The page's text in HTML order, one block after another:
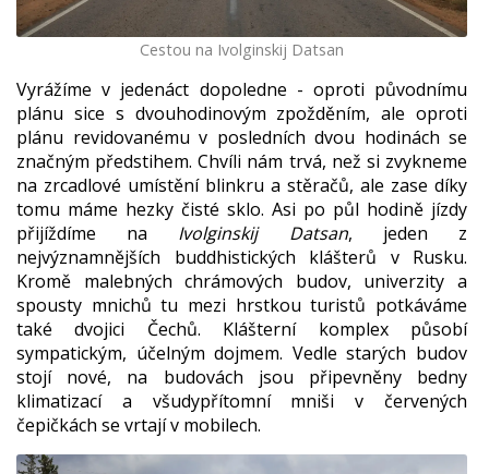
Cestou na Ivolginskij Datsan
Vyrážíme v jedenáct dopoledne - oproti původnímu
plánu sice s dvouhodinovým zpožděním, ale oproti
plánu revidovanému v posledních dvou hodinách se
značným předstihem. Chvíli nám trvá, než si zvykneme
na zrcadlové umístění blinkru a stěračů, ale zase díky
tomu máme hezky čisté sklo. Asi po půl hodině jízdy
přijíždíme na Ivolginskij Datsan, jeden z
nejvýznamnějších buddhistických klášterů v Rusku.
Kromě malebných chrámových budov, univerzity a
spousty mnichů tu mezi hrstkou turistů potkáváme
také dvojici Čechů. Klášterní komplex působí
sympatickým, účelným dojmem. Vedle starých budov
stojí nové, na budovách jsou připevněny bedny
klimatizací a všudypřítomní mniši v červených
čepičkách se vrtají v mobilech.